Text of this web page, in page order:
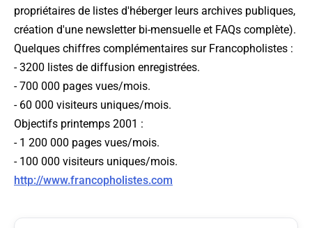
propriétaires de listes d'héberger leurs archives publiques,
création d'une newsletter bi-mensuelle et FAQs complète).
Quelques chiffres complémentaires sur Francopholistes :
- 3200 listes de diffusion enregistrées.
- 700 000 pages vues/mois.
- 60 000 visiteurs uniques/mois.
Objectifs printemps 2001 :
- 1 200 000 pages vues/mois.
- 100 000 visiteurs uniques/mois.
http://www.francopholistes.com